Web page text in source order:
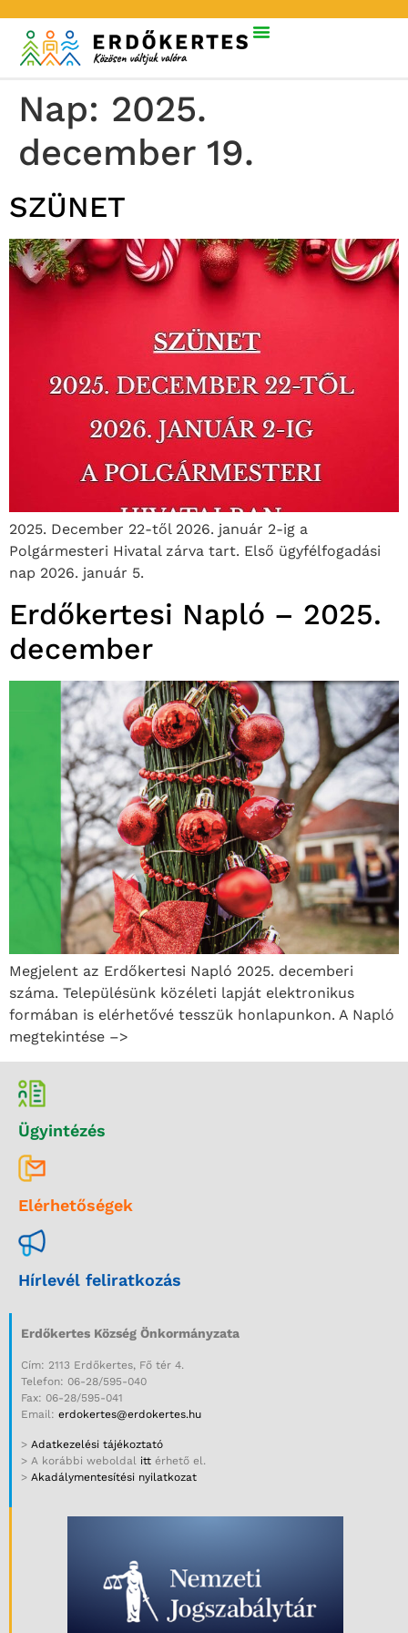
Nap: 2025.
december 19.
SZÜNET
2025. December 22-től 2026. január 2-ig a
Polgármesteri Hivatal zárva tart. Első ügyfélfogadási
nap 2026. január 5.
Erdőkertesi Napló – 2025.
december
Megjelent az Erdőkertesi Napló 2025. decemberi
száma. Településünk közéleti lapját elektronikus
formában is elérhetővé tesszük honlapunkon. A Napló
megtekintése –>
Ügyintézés
Elérhetőségek
Hírlevél feliratkozás
Erdőkertes Község Önkormányzata
Cím: 2113 Erdőkertes, Fő tér 4.
Telefon: 06-28/595-040
Fax: 06-28/595-041
Email: erdokertes@erdokertes.hu
> Adatkezelési tájékoztató
> A korábbi weboldal itt érhető el.
> Akadálymentesítési nyilatkozat